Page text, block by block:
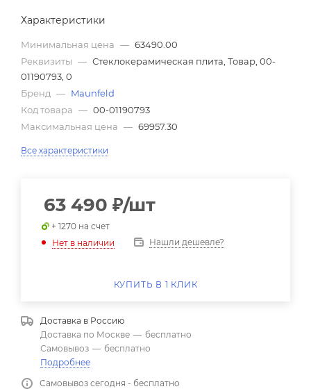
Характеристики
Минимальная цена — 63490.00
Реквизиты — Стеклокерамическая плита, Товар, 00-
01190793, 0
Бренд — Maunfeld
Код товара — 00-01190793
Максимальная цена — 69957.30
Все характеристики
63 490 ₽/шт
+ 1270 на счет
Нет в наличии
Нашли дешевле?
КУПИТЬ В 1 КЛИК
Доставка в Россию
Доставка по Москве — бесплатно
Самовывоз — бесплатно
Подробнее
Самовывоз сегодня - бесплатно